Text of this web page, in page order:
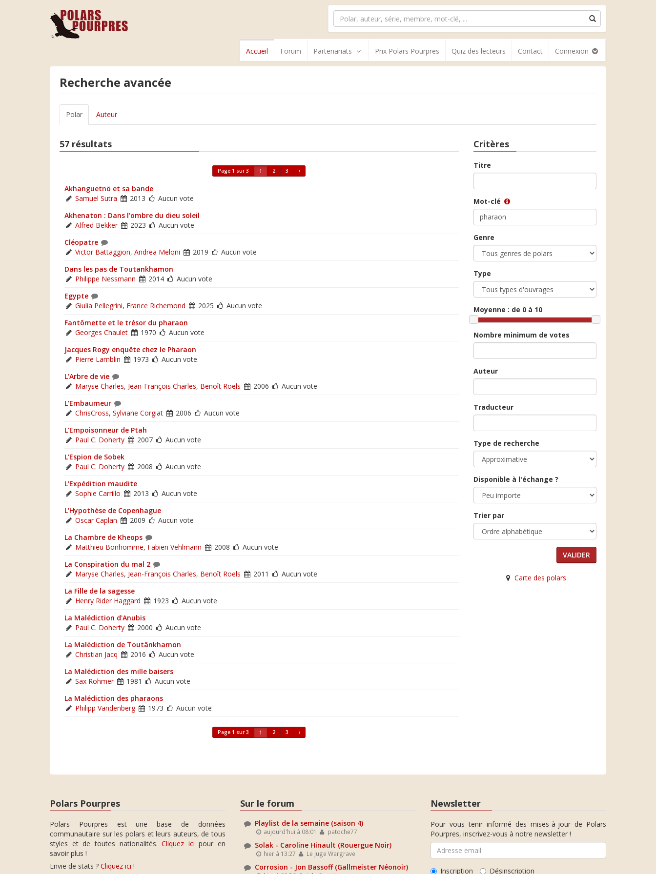
Accueil Forum Partenariats Prix Polars Pourpres Quiz des lecteurs Contact Connexion
Recherche avancée
Polar Auteur
57 résultats
Page 1 sur 3 1 2 3 ›
Akhanguetnö et sa bande
Samuel Sutra
2013
Aucun vote
Akhenaton : Dans l'ombre du dieu soleil
Alfred Bekker
2023
Aucun vote
Cléopatre
Victor Battaggion, Andrea Meloni 2019
Aucun vote
Dans les pas de Toutankhamon
Philippe Nessmann
2014
Aucun vote
Egypte
Giulia Pellegrini, France Richemond 2025
Aucun vote
Fantômette et le trésor du pharaon
Georges Chaulet
1970
Aucun vote
Jacques Rogy enquête chez le Pharaon
Pierre Lamblin
1973
Aucun vote
L'Arbre de vie
Maryse Charles, Jean-François Charles, Benoît Roels 2006
Aucun vote
L'Embaumeur
ChrisCross, Sylviane Corgiat 2006
Aucun vote
L'Empoisonneur de Ptah
Paul C. Doherty
2007
Aucun vote
L'Espion de Sobek
Paul C. Doherty
2008
Aucun vote
L'Expédition maudite
Sophie Carrillo
2013
Aucun vote
L'Hypothèse de Copenhague
Oscar Caplan
2009
Aucun vote
La Chambre de Kheops
Matthieu Bonhomme, Fabien Vehlmann 2008
Aucun vote
La Conspiration du mal 2
Maryse Charles, Jean-François Charles, Benoît Roels 2011
Aucun vote
La Fille de la sagesse
Henry Rider Haggard
1923
Aucun vote
La Malédiction d'Anubis
Paul C. Doherty
2000
Aucun vote
La Malédiction de Toutânkhamon
Christian Jacq
2016
Aucun vote
La Malédiction des mille baisers
Sax Rohmer
1981
Aucun vote
La Malédiction des pharaons
Philipp Vandenberg
1973 Aucun vote
Page 1 sur 3 1 2 3 ›
Critères
Titre
Mot-clé
Genre
Type
Moyenne : de 0 à 10
Nombre minimum de votes
Auteur
Traducteur
Type de recherche
Disponible à l'échange ?
Trier par
Carte des polars
Polars Pourpres
Polars Pourpres est une base de données
communautaire sur les polars et leurs auteurs, de tous
styles et de toutes nationalités.Cliquez ici pour en
savoir plus !
Envie de stats ? Cliquez ici !
Sur le forum
Playlist de la semaine (saison 4)
aujourd'hui à 08:01 patoche77
Solak - Caroline Hinault (Rouergue Noir)
hier à 13:27 Le Juge Wargrave
Corrosion - Jon Bassoff (Gallmeister Néonoir)
Newsletter
Pour vous tenir informé des mises-à-jour de Polars
Pourpres, inscrivez-vous à notre newsletter !
Inscription Désinscription